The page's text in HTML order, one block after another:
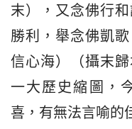
末），又念佛行
勝利，舉念佛凱
信心海）（攝末
一大歷史縮圖，
喜，有無法言喻的